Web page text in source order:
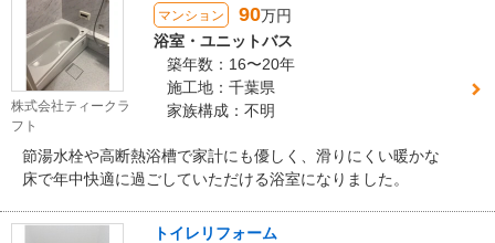
株式会社ティークラ
フト
マンション 90万円
浴室・ユニットバス
築年数：16〜20年
施工地：千葉県
家族構成：不明
節湯水栓や高断熱浴槽で家計にも優しく、滑りにくい暖かな
床で年中快適に過ごしていただける浴室になりました。
トイレリフォーム